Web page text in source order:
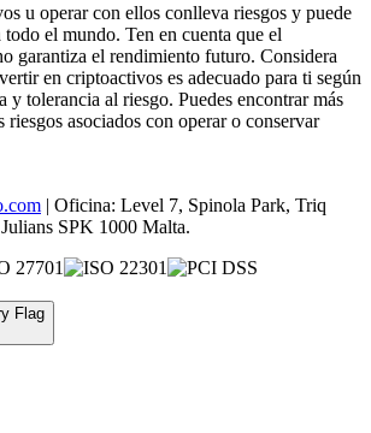
u operar con ellos conlleva riesgos y puede
todo el mundo. Ten en cuenta que el
garantiza el rendimiento futuro. Considera
en criptoactivos es adecuado para ti según
y tolerancia al riesgo. Puedes encontrar más
asociados con operar o conservar
| Oficina: Level 7, Spinola Park, Triq
SPK 1000 Malta.